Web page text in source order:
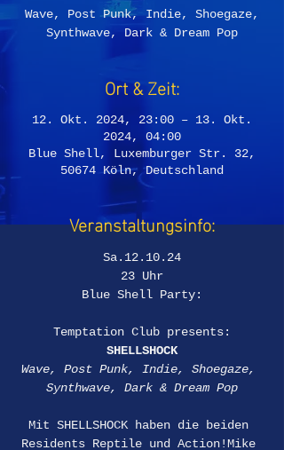
Wave, Post Punk, Indie, Shoegaze,
Synthwave, Dark & Dream Pop
Ort & Zeit:
12. Okt. 2024, 23:00 – 13. Okt.
2024, 04:00
Blue Shell, Luxemburger Str. 32,
50674 Köln, Deutschland
Veranstaltungsinfo:
Sa.12.10.24
23 Uhr
Blue Shell Party:
Temptation Club presents:
SHELLSHOCK
Wave, Post Punk, Indie, Shoegaze,
Synthwave, Dark & Dream Pop
Mit SHELLSHOCK haben die beiden
Residents Reptile und Action!Mike